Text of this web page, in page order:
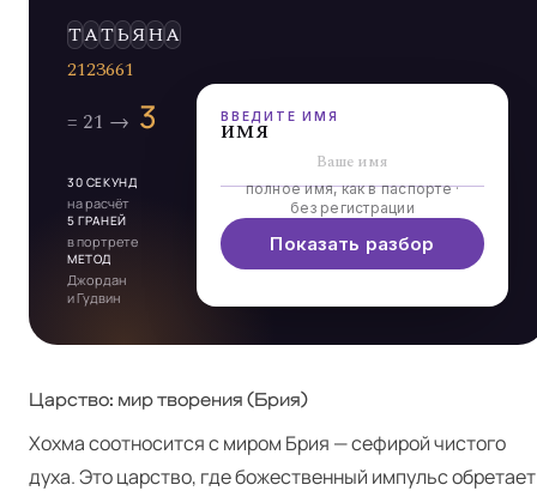
ЭЛЬДА
30 СЕКУНД
на расчёт
5 ГРАНЕЙ
в портрете
МЕТОД
Джордан
и Гудвин
ВВЕДИТЕ ИМЯ
имя
полное имя, как в паспорте ·
без регистрации
Показать разбор
Царство: мир творения (Брия)
Хохма соотносится с миром Брия — сефирой чистого
духа. Это царство, где божественный импульс обретает